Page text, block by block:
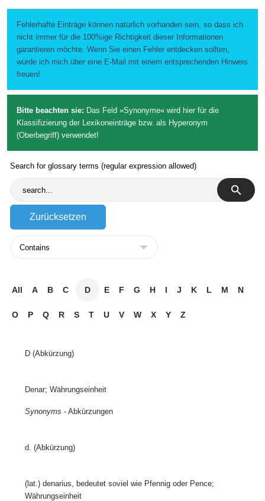
Fehlerhafte Einträge können natürlich vorhanden sein, so dass ich
nicht immer für die 100%ige Richtigkeit dieser Informationen
garantieren möchte. Wenn Sie einen Fehler entdecken sollten,
würde ich mich über eine E-Mail mit einem entsprechenden Hinweis
freuen!
Bitte beachten sie: Das Feld »Synonyme« wird hier für die
Klassifizierung der Lexikoneinträge bzw. als Hyperonym
(Oberbegriff) verwendet!
Search for glossary terms (regular expression allowed)
All A B C D E F G H I J K L M N
O P Q R S T U V W X Y Z
D (Abkürzung)
Denar; Währungseinheit
Synonyms - Abkürzungen
d. (Abkürzung)
(lat.) denarius, bedeutet soviel wie Pfennig oder Pence;
Währungseinheit